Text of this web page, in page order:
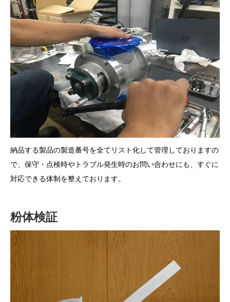
納品する製品の製造番号を全てリスト化して管理しておりますの
で、保守・点検時やトラブル発生時のお問い合わせにも、すぐに
対応できる体制を整えております。
粉体検証